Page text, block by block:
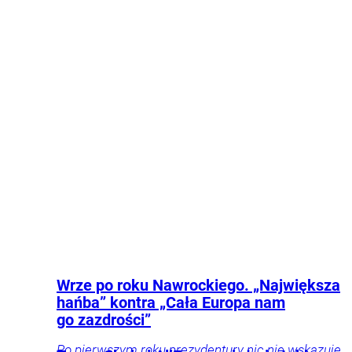
Wrze po roku Nawrockiego. „Największa
hańba” kontra „Cała Europa nam
go zazdrości”